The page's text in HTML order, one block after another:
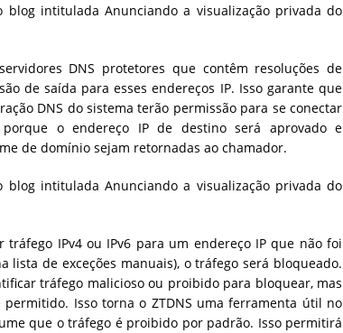
DNS protetores que contêm resoluções de
de saída para esses endereços IP. Isso garante que
DNS do sistema terão permissão para se conectar
o endereço IP de destino será aprovado e
de domínio sejam retornadas ao chamador.
IPv4 ou IPv6 para um endereço IP que não foi
lista de exceções manuais), o tráfego será bloqueado.
tráfego malicioso ou proibido para bloquear, mas
Isso torna o ZTDNS uma ferramenta útil no
que o tráfego é proibido por padrão. Isso permitirá